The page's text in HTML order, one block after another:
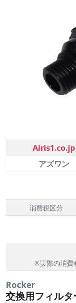
Airis1.co.jp
アズワン
消費税区分
※実際の消費
Rocker
交換用フィル